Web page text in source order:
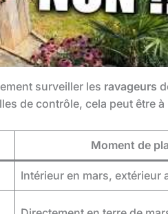
surveiller les ravageurs
de contrôle, cela peut être
Moment de
Intérieur en mars, extérieur